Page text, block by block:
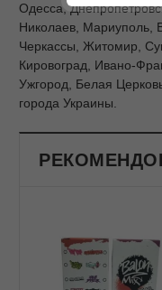
Одесса,
Николаев, Мариуполь,
Черкассы, Житомир,
Кировоград, Ивано-
Ужгород, Белая
города Украины.